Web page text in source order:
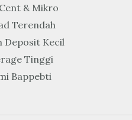
& Mikro
Terendah
Deposit Kecil
Tinggi
Bappebti